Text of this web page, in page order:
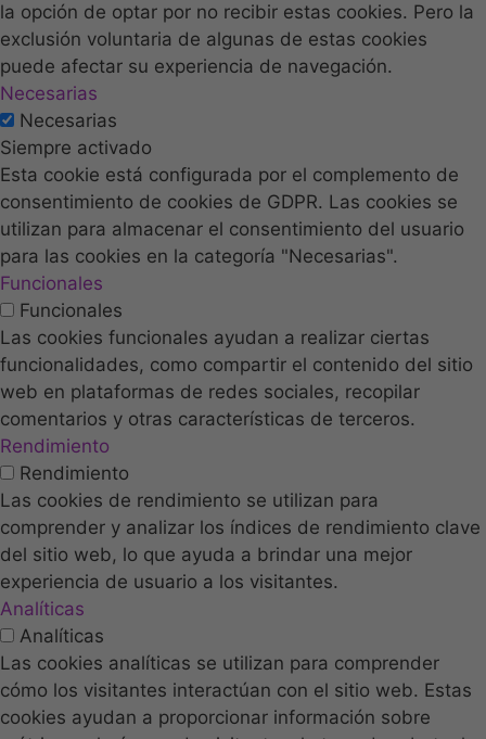
la opción de optar por no recibir estas cookies. Pero la
exclusión voluntaria de algunas de estas cookies
puede afectar su experiencia de navegación.
Necesarias
Necesarias
Siempre activado
Esta cookie está configurada por el complemento de
consentimiento de cookies de GDPR. Las cookies se
utilizan para almacenar el consentimiento del usuario
para las cookies en la categoría "Necesarias".
Funcionales
Funcionales
Las cookies funcionales ayudan a realizar ciertas
funcionalidades, como compartir el contenido del sitio
web en plataformas de redes sociales, recopilar
comentarios y otras características de terceros.
Rendimiento
Rendimiento
Las cookies de rendimiento se utilizan para
comprender y analizar los índices de rendimiento clave
del sitio web, lo que ayuda a brindar una mejor
experiencia de usuario a los visitantes.
Analíticas
Analíticas
Las cookies analíticas se utilizan para comprender
cómo los visitantes interactúan con el sitio web. Estas
cookies ayudan a proporcionar información sobre